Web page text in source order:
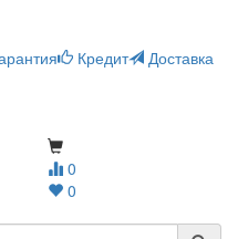
Кредит
Доставка
0
0